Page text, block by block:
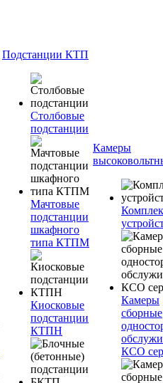
Подстанции КТП
Столбовые
подстанции
Мачтовые
подстанции
шкафного
типа КТПМ
Киосковые
подстанции
КТПН
Камеры
Камеры
сборные
КСО